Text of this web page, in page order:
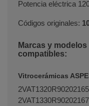
Potencia eléctrica
Códigos originales:
Marcas y
compatibles:
Vitrocerámicas